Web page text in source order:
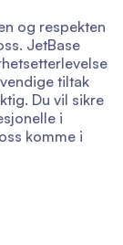
og respekten
JetBase
tiltak
Du vil sikre
i
komme i